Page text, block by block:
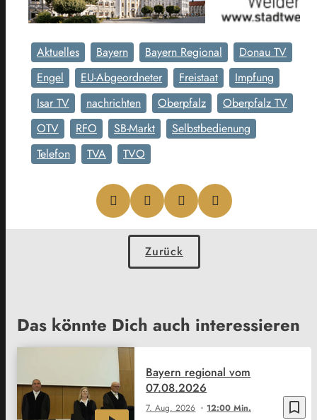
Aktuelles Bayern Bayern Regional
Donau TV
Engel
EU-Abgeordneter Freistaat
Impfung
Isar TV
nachrichten Oberpfalz
Oberpfalz TV
OTV
RFO SB-Markt
Selbstbedienung
Telefon
TVA TVO
Zurück
Das könnte Dich auch interessieren
bookmark_border
7. Aug. 2026 12:00 Min.
Bayern regional vom
07.08.2026